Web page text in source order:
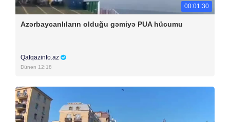
00:01:30
Azərbaycanlıların olduğu gəmiyə PUA hücumu
Qafqazinfo.az
Dünən 12:18